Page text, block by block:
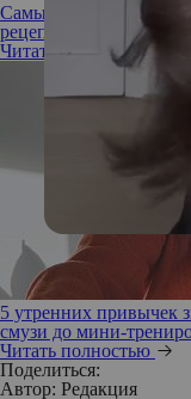
Самый вкусный смузи:
рецепта
Читать полностью
5 утренних привычек
смузи до мини-
Читать полностью
Поделиться:
Автор: Редакция